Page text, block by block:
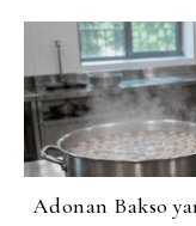
Adonan Bakso